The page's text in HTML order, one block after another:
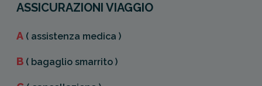
ASSICURAZIONI VIAGGIO
A ( assistenza medica )
B ( bagaglio smarrito )